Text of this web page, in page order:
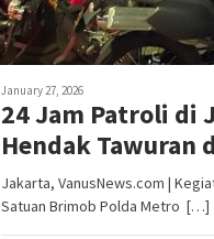
January 27, 2026
24 Jam Patroli di
Hendak Tawuran
Jakarta, VanusNews.com |
Satuan Brimob Polda Metro […]